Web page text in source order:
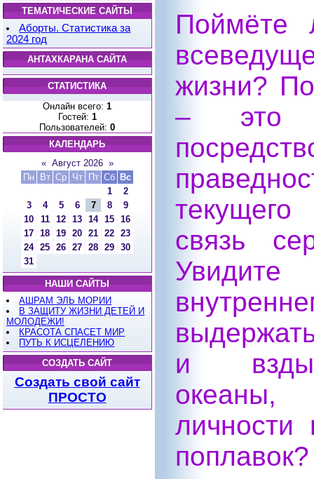
ТЕМАТИЧЕСКИЕ САЙТЫ
Аборты. Статистика за
2024 год
АНТАХКАРАНА САЙТА
СТАТИСТИКА
Онлайн всего: 1
Гостей: 1
Пользователей: 0
КАЛЕНДАРЬ
« Август 2026 »
Пн
Вт Ср Чт Пт Сб Вс
1
2
3
4 5 6 7 8
9
10
11 12 13 14 15 16
17 18 19 20 21 22 23
24 25 26 27 28 29 30
31
НАШИ САЙТЫ
АШРАМ ЭЛЬ МОРИИ
В ЗАЩИТУ ЖИЗНИ ДЕТЕЙ И
МОЛОДЕЖИ!
КРАСОТА СПАСЕТ МИР
ПУТЬ К ИСЦЕЛЕНИЮ
СОЗДАТЬ САЙТ
Создать свой сайт
ПРОСТО
Поймёте
жизни?
– это
связь
и
океаны,
личности
поплавок?